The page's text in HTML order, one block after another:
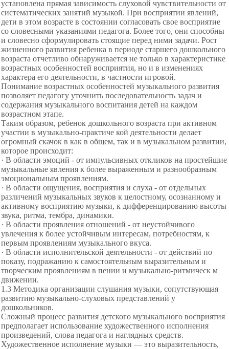
установлена прямая зависимость слуховой чувствительности от
систематических занятий музыкой. При восприятии явлений,
дети в этом возрасте в состоянии согласовать свое восприятие
со словесными указаниями педагога. Более того, они способны
и словесно сформулировать стоящие перед ними задачи. Рост
жизненного развития ребенка в периоде старшего дошкольного
возраста отчетливо обнаруживается не только в характеристике
возрастных особенностей восприятия, но и в изменениях
характера его деятельности, в частности игровой.
Понимание возрастных особенностей музыкального развития
позволяет педагогу уточнить последовательность задач и
содержания музыкального воспитания детей на каждом
возрастном этапе.
Таким образом, ребенок дошкольного возраста при активном
участии в музыкально-практиче кой деятельности делает
огромный скачок в как в общем, так и в музыкальном развитии,
которое происходит:
· В области эмоций - от импульсивных откликов на простейшие
музыкальные явления к более выраженным и разнообразным
эмоциональным проявлениям.
· В области ощущения, восприятия и слуха - от отдельных
различений музыкальных звуков к целостному, осознанному и
активному восприятию музыки, к дифференцированию высоты
звука, ритма, тембра, динамики.
· В области проявления отношений - от неустойчивого
увлечения к более устойчивым интересам, потребностям, к
первым проявлениям музыкального вкуса.
· В области исполнительской деятельности - от действий по
показу, подражанию к самостоятельным выразительным и
творческим проявлениям в пении и музыкально-ритмическ м
движении.
1.3 Методика организации слушания музыки, сопутствующая
развитию музыкально-слуховых представлений у
дошкольников.
Сложный процесс развития детского музыкального восприятия
предполагает использование художественного исполнения
произведений, слова педагога и наглядных средств.
Художественное исполнение музыки — это выразительность,